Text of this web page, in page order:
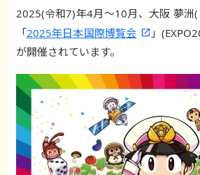
2025(令和7)年4月～10月、大阪 夢洲(
「2025年日本国際博覧会
」
が開催されています。